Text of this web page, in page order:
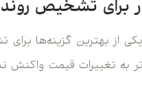
به تغییرات قیمت